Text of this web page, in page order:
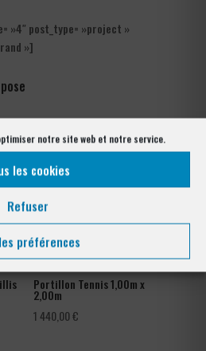
notre site web et notre service.
les cookies
Refuser
préférences
»4″ post_type= »project »
»]
Portillon Tennis 1,00m x
2,00m
1 440,00€